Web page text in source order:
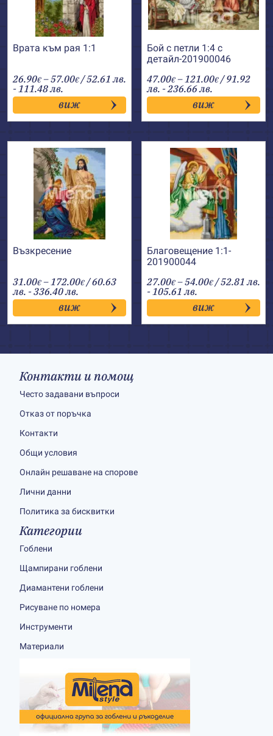
Врата към рая 1:1
26.90€ –57.00€Price
range:
26.90€
through
57.00€
/ 52.61 лв.
- 111.48 лв.
виж
Бой с петли 1:4 с
детайл-201900046
47.00€ –121.00€Price
range:
47.00€
through
121.00€
/ 91.92
лв. - 236.66 лв.
виж
Възкресение
31.00€ –172.00€Price
range:
31.00€
through
172.00€
/ 60.63
лв. - 336.40 лв.
виж
Благовещение 1:1-
201900044
27.00€ –54.00€Price
range:
27.00€
through
54.00€
/ 52.81 лв.
- 105.61 лв.
виж
Контакти и помощ
Често задавани въпроси
Отказ от поръчка
Контакти
Общи условия
Онлайн решаване на спорове
Лични данни
Политика за бисквитки
Категории
Гоблени
Щампирани гоблени
Диамантени гоблени
Рисуване по номера
Инструменти
Материали